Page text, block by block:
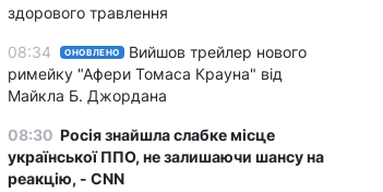
здорового травлення
08:34 ОНОВЛЕНО
Вийшов трейлер нового
римейку "Афери Томаса Крауна" від
Майкла Б. Джордана
08:30 Росія знайшла слабке місце
української ППО, не залишаючи шансу на
реакцію, - CNN